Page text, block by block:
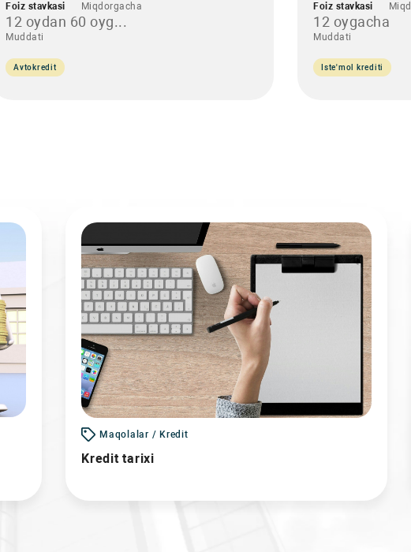
Foiz stavkasi Miqdorgacha
12 oydan 60 oyg...
Muddati
Avtokredit
Foiz stavkasi
12 oygacha
Muddati
Iste'mol krediti
Maqolalar / Kredit
Kredit tarixi